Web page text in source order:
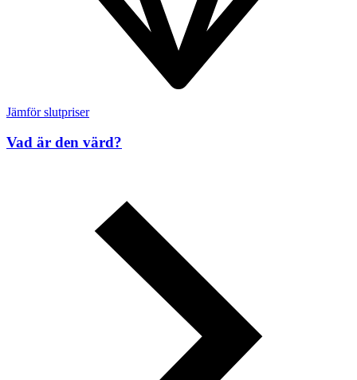
Jämför slutpriser
Vad är den värd?